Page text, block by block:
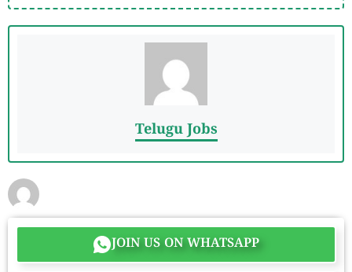
Telugu Jobs
JOIN US ON WHATSAPP